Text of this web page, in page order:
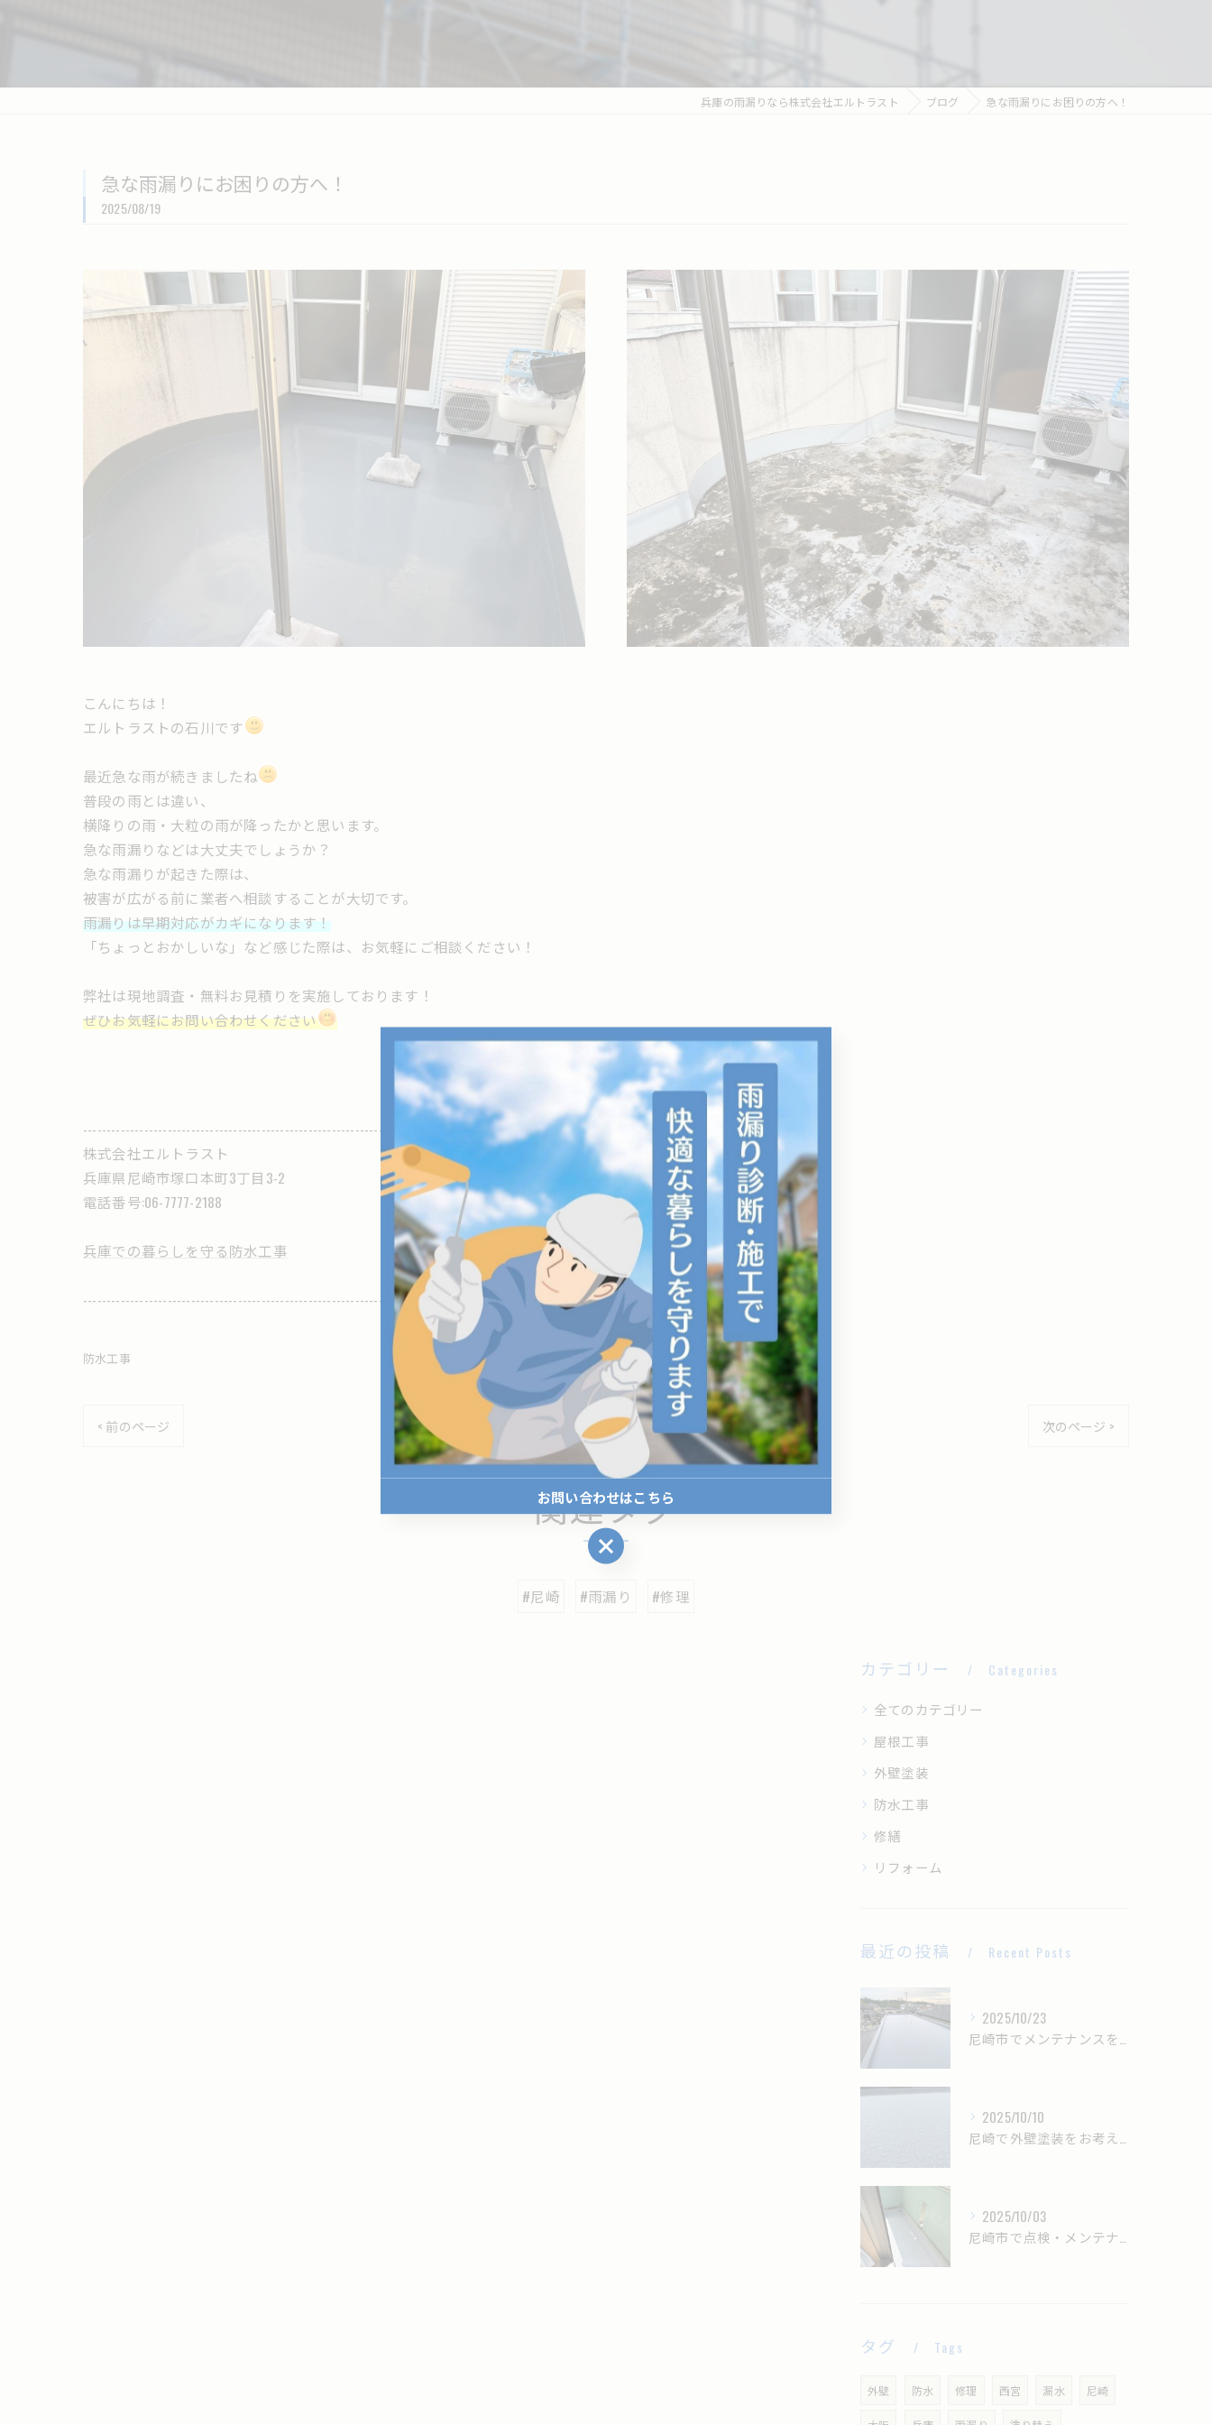
兵庫の雨漏りなら株式会社エルトラスト ブログ 急な雨漏りにお困りの方へ！
急な雨漏りにお困りの方へ！
2025/08/19
こんにちは！
エルトラストの石川です
最近急な雨が続きましたね
普段の雨とは違い、
横降りの雨・大粒の雨が降ったかと思います。
急な雨漏りなどは大丈夫でしょうか？
急な雨漏りが起きた際は、
被害が広がる前に業者へ相談することが大切です。
雨漏りは早期対応がカギになります！
「ちょっとおかしいな」など感じた際は、お気軽にご相談ください！
弊社は現地調査・無料お見積りを実施しております！
ぜひお気軽にお問い合わせください
----------------------------------------------------------------------
株式会社エルトラスト
兵庫県尼崎市塚口本町3丁目3-2
電話番号:06-7777-2188
兵庫での暮らしを守る防水工事
----------------------------------------------------------------------
防水工事
< 前のページ 一覧に戻る 次のページ >
関連タグ
#尼崎 #雨漏り #修理
カテゴリー Categories
全てのカテゴリー
屋根工事
外壁塗装
防水工事
修繕
リフォーム
最近の投稿 Recent Posts
2025/10/23
2025/10/10
2025/10/03
タグ Tags
外壁 防水 修理 西宮 漏水 尼崎
お問い合わせはこちら
お問い合わせはこちら